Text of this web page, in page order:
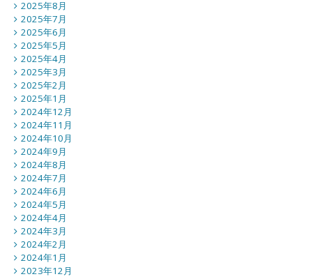
2025年8月
2025年7月
2025年6月
2025年5月
2025年4月
2025年3月
2025年2月
2025年1月
2024年12月
2024年11月
2024年10月
2024年9月
2024年8月
2024年7月
2024年6月
2024年5月
2024年4月
2024年3月
2024年2月
2024年1月
2023年12月